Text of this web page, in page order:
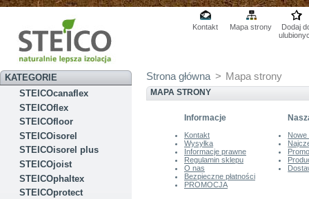
Kontakt Mapa strony
Dodaj
KATEGORIE
STEICOcanaflex
STEICOflex
STEICOfloor
STEICOisorel
STEICOisorel plus
STEICOjoist
STEICOphaltex
STEICOprotect
Strona główna > Mapa strony
MAPA STRONY
Informacje
Kontakt
Wysyłka
Informacje prawne
Regulamin sklepu
O nas
Bezpieczne płatności
PROMOCJA